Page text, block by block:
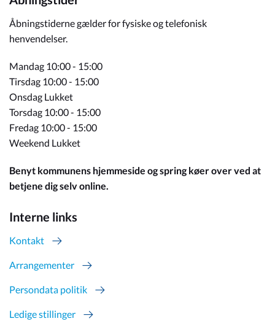
Åbningstiderne gælder for fysiske og telefonisk
henvendelser.
Mandag 10:00 - 15:00
Tirsdag 10:00 - 15:00
Onsdag Lukket
Torsdag 10:00 - 15:00
Fredag 10:00 - 15:00
Weekend Lukket
Benyt kommunens hjemmeside og spring køer over ved at
betjene dig selv online.
Interne links
Kontakt
Arrangementer
Persondata politik
Ledige stillinger